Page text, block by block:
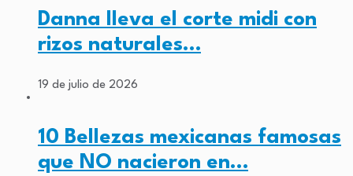
Danna lleva el corte midi con
rizos naturales…
19 de julio de 2026
10 Bellezas mexicanas famosas
que NO nacieron en…